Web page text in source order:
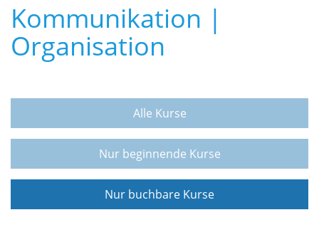
Kommunikation |
Organisation
Alle Kurse
Nur beginnende Kurse
Nur buchbare Kurse